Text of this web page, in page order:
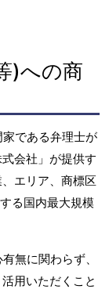
)への商
家である弁理士が
会社」が提供す
エリア、商標区
る国内最大規模
無に関わらず、
用いただくこと